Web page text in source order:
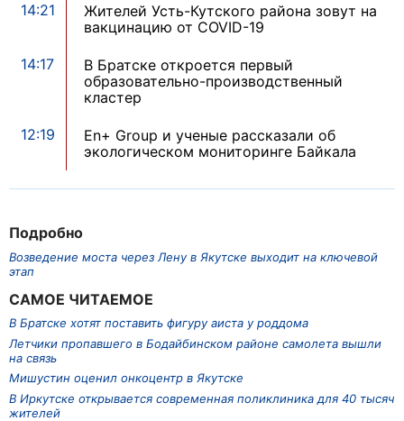
Подробно
Возведение моста через Лену в Якутске выходит на ключевой
этап
САМОЕ ЧИТАЕМОЕ
В Братске хотят поставить фигуру аиста у роддома
Летчики пропавшего в Бодайбинском районе самолета вышли
на связь
Мишустин оценил онкоцентр в Якутске
В Иркутске открывается современная поликлиника для 40 тысяч
жителей
14:21
Жителей Усть-Кутского района зовут на
вакцинацию от COVID-19
14:17
В Братске откроется первый
образовательно-производственный
кластер
12:19
En+ Group и ученые рассказали об
экологическом мониторинге Байкала